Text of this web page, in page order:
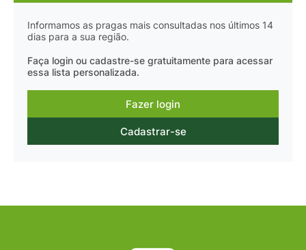
Informamos as pragas mais consultadas nos últimos 14
dias para a sua região.
Faça login ou cadastre-se gratuitamente para acessar
essa lista personalizada.
Fazer login
Cadastrar-se